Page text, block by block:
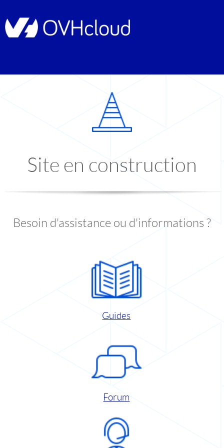
Site en construction
Besoin d'assistance ou d'informations ?
Guides
Forum